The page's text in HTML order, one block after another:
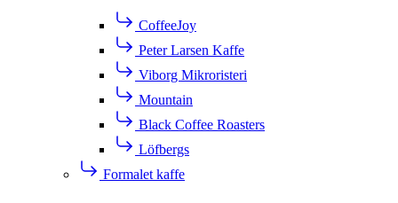
CoffeeJoy
Peter Larsen Kaffe
Viborg Mikroristeri
Mountain
Black Coffee Roasters
Löfbergs
Formalet kaffe